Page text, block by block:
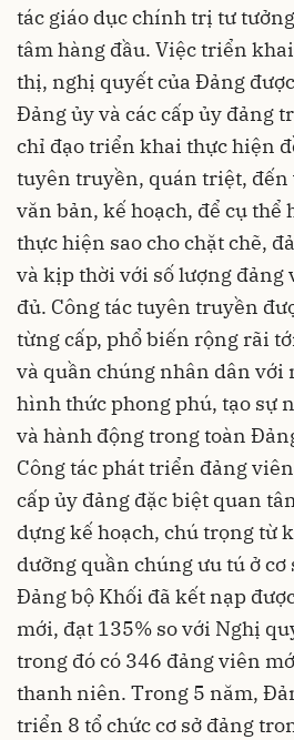
tác giáo dục chính trị tư
tâm hàng đầu. Việc triển
thị, nghị quyết của Đảng
Đảng ủy và các cấp ủy đảng
chỉ đạo triển khai thực hiện
tuyên truyền, quán triệt, đến
văn bản, kế hoạch, để cụ
thực hiện sao cho chặt chẽ,
và kịp thời với số lượng đảng
đủ. Công tác tuyên truyền
từng cấp, phổ biến rộng rãi
và quần chúng nhân dân với
hình thức phong phú, tạo sự
và hành động trong toàn
Công tác phát triển đảng
cấp ủy đảng đặc biệt quan
dựng kế hoạch, chú trọng từ
dưỡng quần chúng ưu tú ở
Đảng bộ Khối đã kết nạp
mới, đạt 135% so với Nghị
trong đó có 346 đảng viên
thanh niên. Trong 5 năm,
triển 8 tổ chức cơ sở đảng